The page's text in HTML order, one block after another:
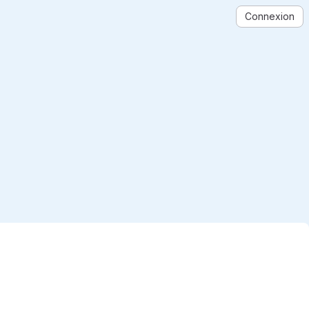
Connexion